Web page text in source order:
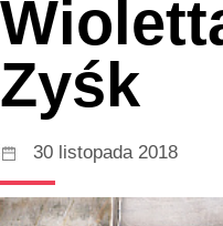
Zyśk
30 listopada 2018